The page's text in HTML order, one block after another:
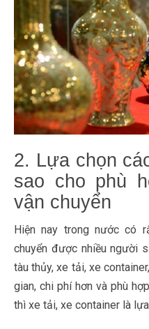
2. Lựa chọn
sao cho phù
vận chuyển
Hiện nay trong nước có
chuyển được nhiều người
tàu thủy, xe tải, xe
gian, chi phí hơn và phù
thì xe tải, xe container là